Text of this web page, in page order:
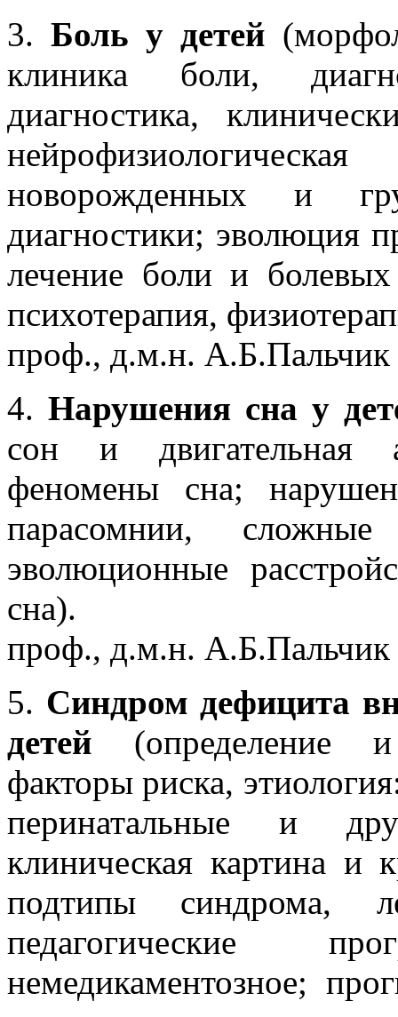
3.Боль у детей
клиника боли,
диагностика,
новорожденных и
диагностики; эволюция
лечение боли и
психотерапия,
проф., д.м.н. А.Б.Пальчик
4. Нарушения сна у
сон и двигательная
феномены сна;
парасомнии, сложные
эволюционные
сна).
проф., д.м.н. А.Б.Пальчик
5. Синдром дефицита
детей (определение и
факторы риска,
перинатальные и
клиническая картина и
подтипы синдрома,
педагогические
немедикаментозное;